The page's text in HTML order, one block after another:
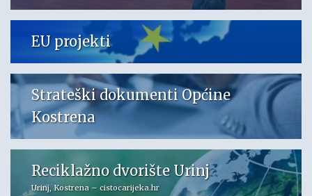
EU projekti
Strateški dokumenti Općine
Kostrena
Reciklažno dvorište Urinj
Urinj, Kostrena – cistocarijeka.hr